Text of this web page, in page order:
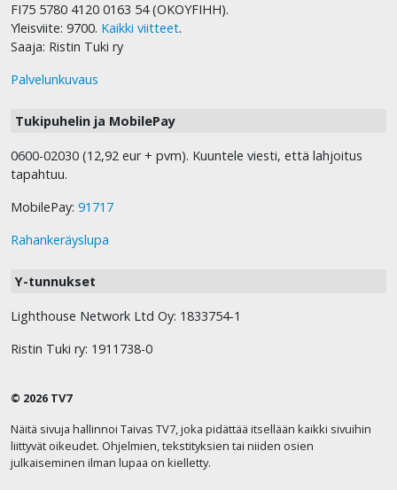
FI75 5780 4120 0163 54 (OKOYFIHH).
Yleisviite: 9700. Kaikki viitteet.
Saaja: Ristin Tuki ry
Palvelunkuvaus
Tukipuhelin ja MobilePay
0600-02030 (12,92 eur + pvm). Kuuntele viesti, että lahjoitus
tapahtuu.
MobilePay: 91717
Rahankeräyslupa
Y-tunnukset
Lighthouse Network Ltd Oy: 1833754-1
Ristin Tuki ry: 1911738-0
© 2026 TV7
Näitä sivuja hallinnoi Taivas TV7, joka pidättää itsellään kaikki sivuihin
liittyvät oikeudet. Ohjelmien, tekstityksien tai niiden osien
julkaiseminen ilman lupaa on kielletty.